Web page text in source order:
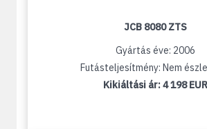
JCB 8080 ZTS
Gyártás éve: 2006
Futásteljesítmény: Nem
Kikiáltási ár:4 198 EUR